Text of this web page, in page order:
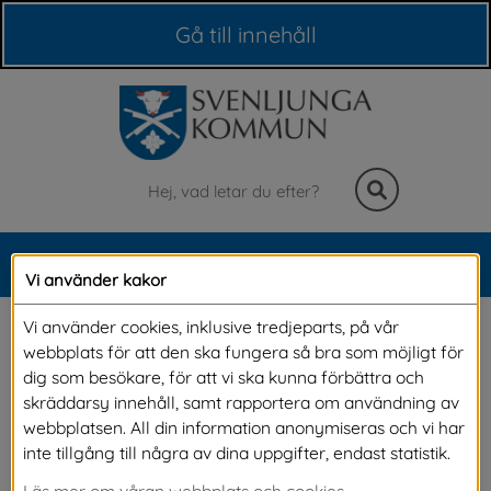
Gå till innehåll
Sök
Meny
Har du rätt till
bostadstillägg?
Bostadstillägg är ett tillägg till din allmänna
pension som du ansöker om själv hos
Vi använder kakor
Vi använder cookies, inklusive tredjeparts, på vår
webbplats för att den ska fungera så bra som möjligt för
dig som besökare, för att vi ska kunna förbättra och
skräddarsy innehåll, samt rapportera om användning av
webbplatsen. All din information anonymiseras och vi har
inte tillgång till några av dina uppgifter, endast statistik.